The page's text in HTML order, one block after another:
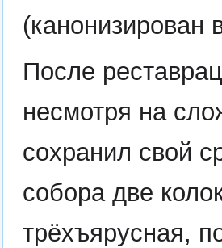
(канонизирован
После
несмотря на
сохранил свой
собора две
трёхъярусная,